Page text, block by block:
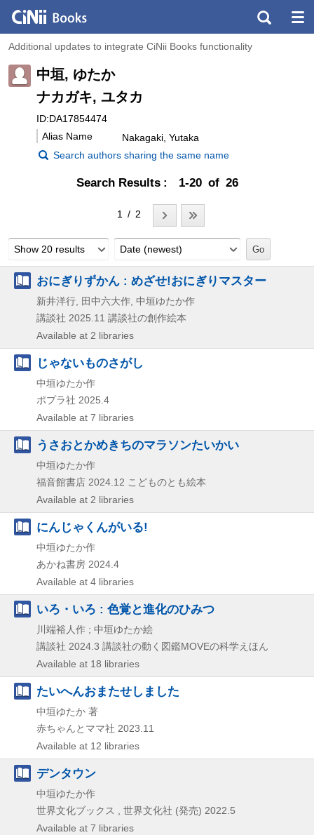
Additional updates to integrate CiNii Books functionality
中垣, ゆたか
ナカガキ, ユタカ
ID:DA17854474
Alias Name
Nakagaki, Yutaka
Search authors sharing the same name
Search Results 1-20 of 26
1 / 2
Show 20 results Date (newest)
おにぎりずかん : めざせ!おにぎりマスター
新井洋行, 田中六大作, 中垣ゆたか作
講談社 2025.11 講談社の創作絵本
Available at 2 libraries
じゃないものさがし
中垣ゆたか作
ポプラ社 2025.4
Available at 7 libraries
うさおとかめきちのマラソンたいかい
中垣ゆたか作
福音館書店 2024.12 こどものとも絵本
Available at 2 libraries
にんじゃくんがいる!
中垣ゆたか作
あかね書房 2024.4
Available at 4 libraries
いろ・いろ : 色覚と進化のひみつ
川端裕人作 ; 中垣ゆたか絵
講談社 2024.3 講談社の動く図鑑MOVEの科学えほん
Available at 18 libraries
たいへんおまたせしました
中垣ゆたか 著
赤ちゃんとママ社 2023.11
Available at 12 libraries
デンタウン
中垣ゆたか作
世界文化ブックス , 世界文化社 (発売) 2022.5
Available at 7 libraries